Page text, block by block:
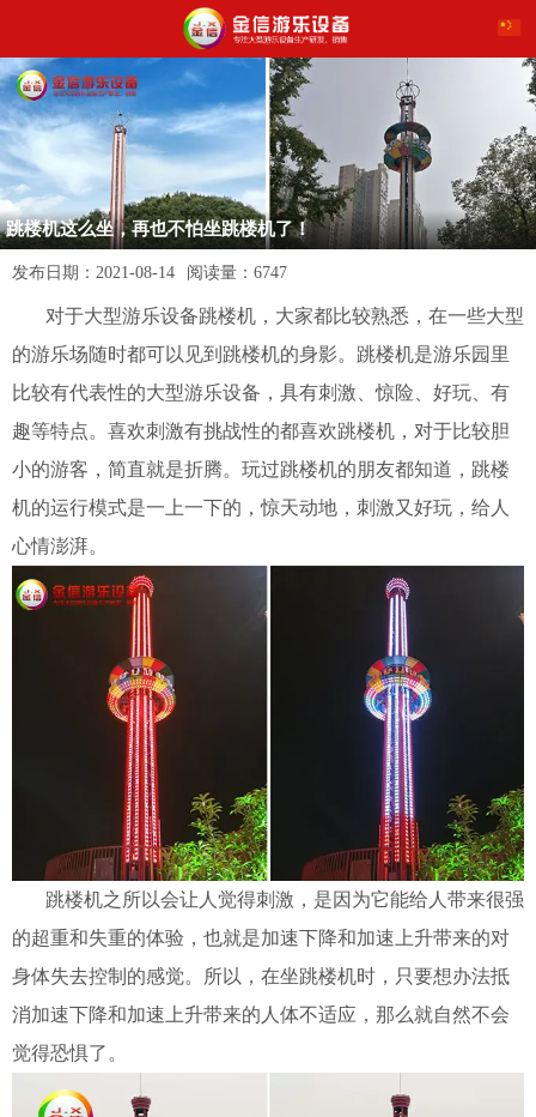
跳楼机这么坐，再也不怕坐跳楼机了！
发布日期： 2021-08-14 阅读量： 6747
对于大型游乐设备跳楼机，大家都比较熟悉，在一些大型
的游乐场随时都可以见到跳楼机的身影。跳楼机是游乐园里
比较有代表性的大型游乐设备，具有刺激、惊险、好玩、有
趣等特点。喜欢刺激有挑战性的都喜欢跳楼机，对于比较胆
小的游客，简直就是折腾。玩过跳楼机的朋友都知道，跳楼
机的运行模式是一上一下的，惊天动地，刺激又好玩，给人
心情澎湃。
跳楼机之所以会让人觉得刺激，是因为它能给人带来很强
的超重和失重的体验，也就是加速下降和加速上升带来的对
身体失去控制的感觉。所以，在坐跳楼机时，只要想办法抵
消加速下降和加速上升带来的人体不适应，那么就自然不会
觉得恐惧了。